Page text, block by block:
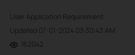
User Application Requirement
Updated 07-01-2024 03:30:43 AM
162042